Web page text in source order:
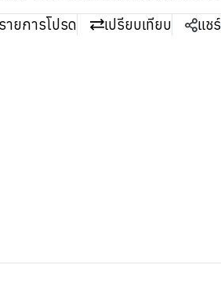
รายการโปรด เปรียบเทียบ แชร์